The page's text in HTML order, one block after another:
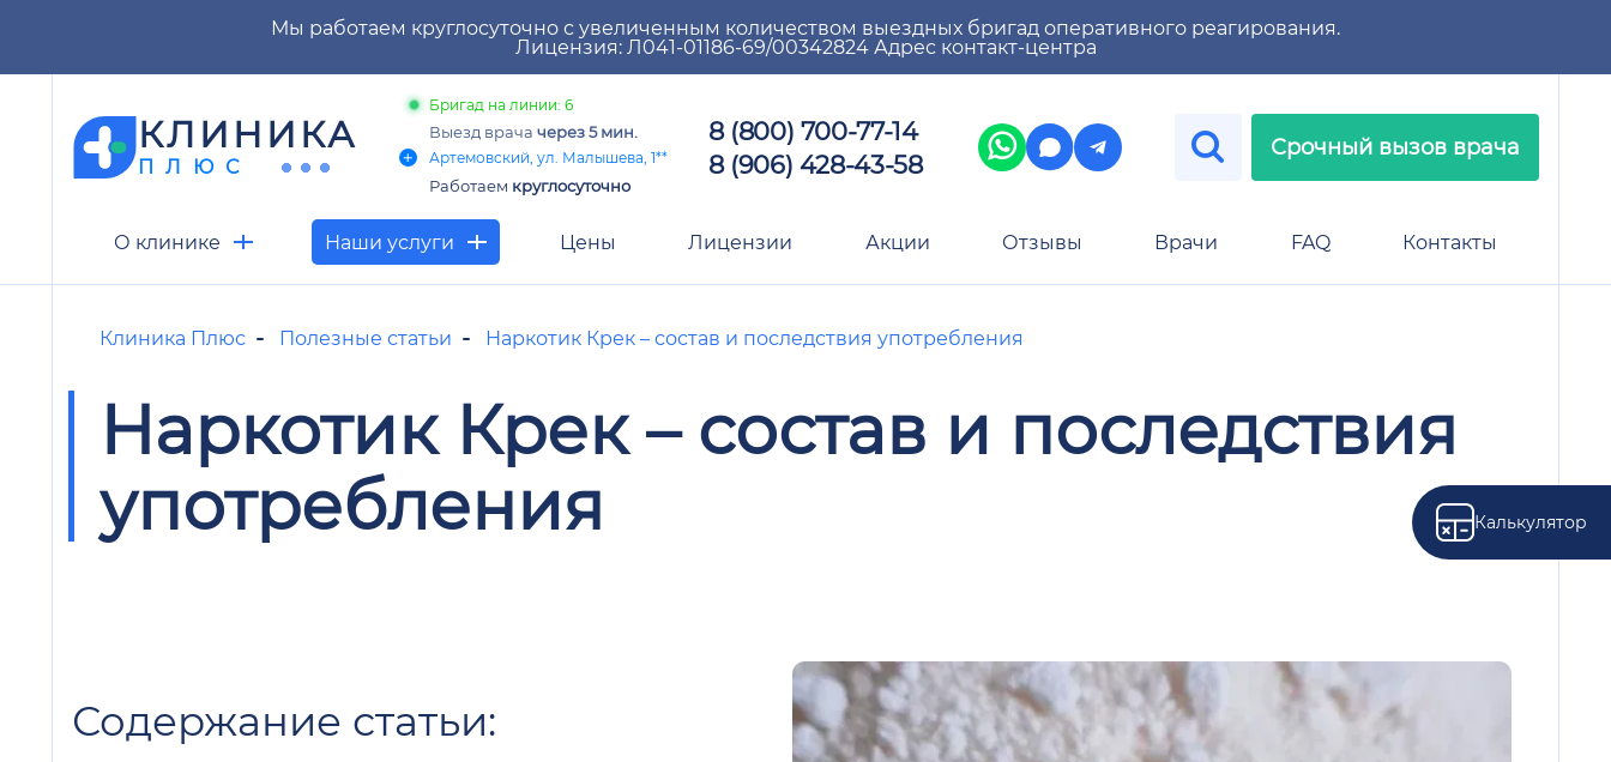
Мы работаем круглосуточно с увеличенным количеством выездных бригад оперативного реагирования.
Лицензия: Л041-01186-69/00342824 Адрес контакт-центра
КЛИНИКА
ПЛЮС
Бригад на линии: 6
Выезд врача через 5 мин.
Артемовский, ул. Малышева, 1**
Работаем круглосуточно
8 (800) 700-77-14
8 (906) 428-43-58
Срочный вызов врача
О клинике Наши услуги Цены Лицензии Акции Отзывы Врачи FAQ Контакты
Калькулятор
Клиника Плюс Полезные статьи Наркотик Крек – состав и последствия употребления
Наркотик Крек – состав и последствия
употребления
Содержание статьи: